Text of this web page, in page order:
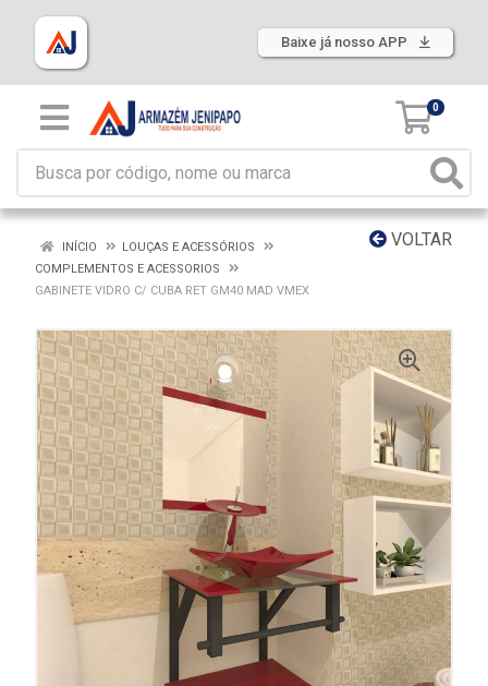
Baixe já nosso APP
0
VOLTAR
INÍCIO
LOUÇAS E ACESSÓRIOS
COMPLEMENTOS E ACESSORIOS
GABINETE VIDRO C/ CUBA RET GM40 MAD VMEX